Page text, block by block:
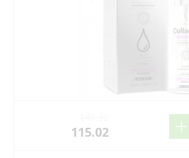
115.02